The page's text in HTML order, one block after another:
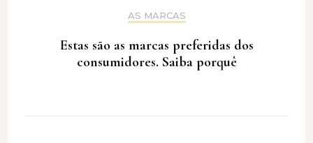
AS MARCAS
Estas são as marcas preferidas dos
consumidores. Saiba porquê